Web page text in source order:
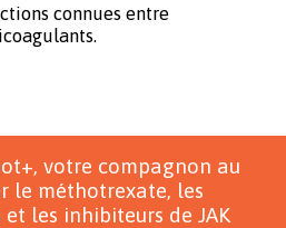
connues entre
votre compagnon au
le méthotrexate, les
les inhibiteurs de JAK